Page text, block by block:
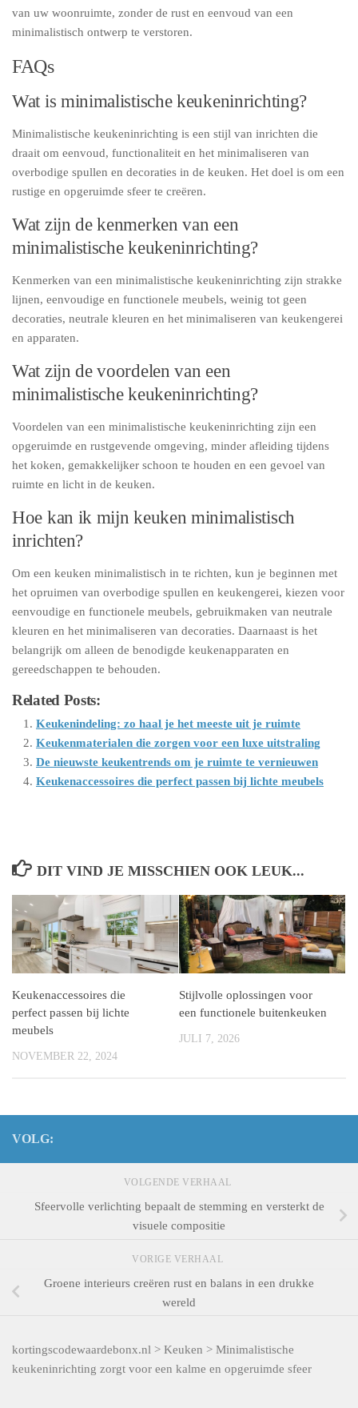
van uw woonruimte, zonder de rust en eenvoud van een
minimalistisch ontwerp te verstoren.
FAQs
Wat is minimalistische keukeninrichting?
Minimalistische keukeninrichting is een stijl van inrichten die
draait om eenvoud, functionaliteit en het minimaliseren van
overbodige spullen en decoraties in de keuken. Het doel is om een
rustige en opgeruimde sfeer te creëren.
Wat zijn de kenmerken van een
minimalistische keukeninrichting?
Kenmerken van een minimalistische keukeninrichting zijn strakke
lijnen, eenvoudige en functionele meubels, weinig tot geen
decoraties, neutrale kleuren en het minimaliseren van keukengerei
en apparaten.
Wat zijn de voordelen van een
minimalistische keukeninrichting?
Voordelen van een minimalistische keukeninrichting zijn een
opgeruimde en rustgevende omgeving, minder afleiding tijdens
het koken, gemakkelijker schoon te houden en een gevoel van
ruimte en licht in de keuken.
Hoe kan ik mijn keuken minimalistisch
inrichten?
Om een keuken minimalistisch in te richten, kun je beginnen met
het opruimen van overbodige spullen en keukengerei, kiezen voor
eenvoudige en functionele meubels, gebruikmaken van neutrale
kleuren en het minimaliseren van decoraties. Daarnaast is het
belangrijk om alleen de benodigde keukenapparaten en
gereedschappen te behouden.
Related Posts:
Keukenindeling: zo haal je het meeste uit je ruimte
Keukenmaterialen die zorgen voor een luxe uitstraling
De nieuwste keukentrends om je ruimte te vernieuwen
Keukenaccessoires die perfect passen bij lichte meubels
DIT VIND JE MISSCHIEN OOK LEUK...
Keukenaccessoires die
perfect passen bij lichte
meubels
NOVEMBER 22, 2024
Stijlvolle oplossingen voor
een functionele buitenkeuken
JULI 7, 2026
VOLG:
VOLGENDE VERHAAL
Sfeervolle verlichting bepaalt de stemming en versterkt de
visuele compositie
VORIGE VERHAAL
Groene interieurs creëren rust en balans in een drukke
wereld
kortingscodewaardebonx.nl > Keuken > Minimalistische
keukeninrichting zorgt voor een kalme en opgeruimde sfeer